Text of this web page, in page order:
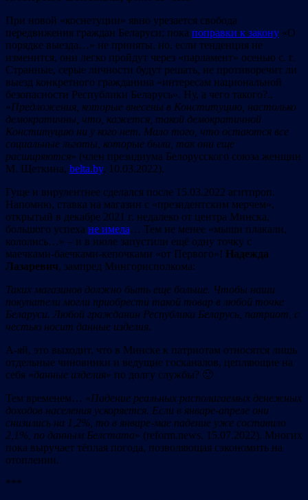
При новой «коснетуции» явно урезается свобода
передвижения граждан Беларуси; пока поправки к закону «О
порядке выезда…» не приняты, но, если тенденция не
изменится, они легко пройдут через «парламент» осенью с. г.
Cтранные, серые личности будут решать, не противоречит ли
выезд конкретного гражданина «интересам национальной
безопасности Республики Беларусь». Ну, а чего такого?..
«Предложения, которые внесены в Конституцию, настолько
демократичны, что, кажется, такой демократичной
Конституцию ни у кого нет. Мало того, что остаются все
социальные льготы, которые были, так они еще
расширяются» (член президиума Белорусского союза женщин
М. Щеткина, belta.by, 10.03.2022).
Гуще и вирулентнее сделался после 15.03.2022 агитпроп.
Напомню, ставка на магазин с «президентским мерчем»,
открытый в декабре 2021 г. недалеко от центра Минска,
большого успеха не имела… Тем не менее «мыши плакали,
кололись…» – и в июле запустили ещё одну точку с
маечками-баечками-кепочками «от Первого»! Надежда
Лазаревич, зампред Мингорисполкома:
Таких магазинов должно быть еще больше. Чтобы наши
покупатели могли приобрести такой товар в любой точке
Беларуси. Любой гражданин Республики Беларусь, патриот, с
честью носит данные изделия.
А-яй, это выходит, что в Минске к патриотам относятся лишь
отдельные чиновники и ведущие госканалов, цепляющие на
себя «данные изделия» по долгу службы? 🙂
Тем временем… «Падение реальных располагаемых денежных
доходов населения ускоряется. Если в январе-апреле они
снизились на 1,2%, то в январе-мае падение уже составило
2,1%, по данным Белстата» (reform.news, 15.07.2022). Многих
пока выручает тёплая погода, позволяющая сэкономить на
отоплении.
***